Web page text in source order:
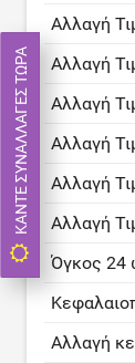
Αλλαγή
Αλλαγή
Αλλαγή
Αλλαγή
Αλλαγή
Αλλαγή
Όγκος 24
Αλλαγή
ΚΆΝΤΕ ΣΥΝΑΛΛΑΓΈΣ ΤΏΡΑ